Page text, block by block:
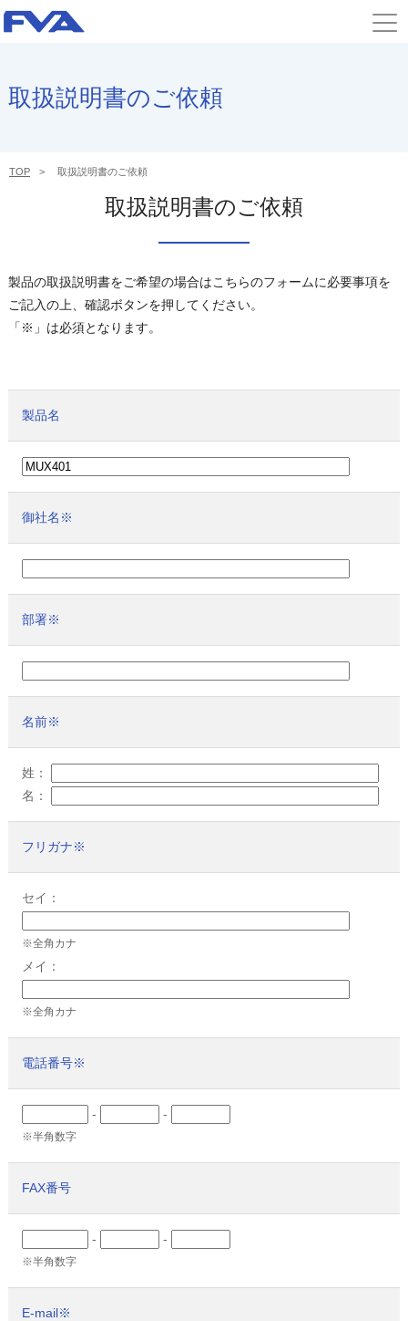
取扱説明書のご依頼
TOP 取扱説明書のご依頼
取扱説明書のご依頼
製品の取扱説明書をご希望の場合はこちらのフォームに必要事項を
ご記入の上、確認ボタンを押してください。
「※」は必須となります。
製品名
御社名 ※
部署※
名前※
姓：
名：
フリガナ※
セイ：
※全角カナ
メイ：
※全角カナ
電話番号※
- -
※半角数字
FAX番号
- -
※半角数字
E-mail※